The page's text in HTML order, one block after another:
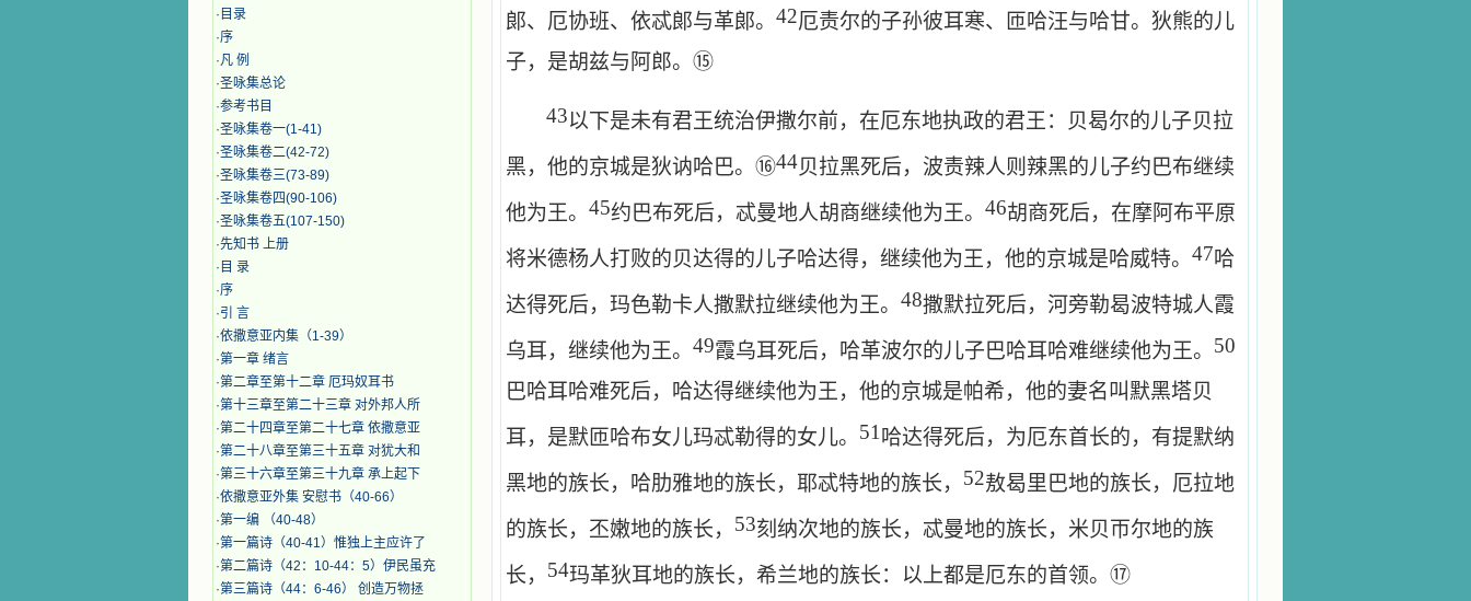
· 目录
·序
·凡 例
·圣咏集总论
·参考书目
·圣咏集卷一(1-41)
·圣咏集卷二(42-72)
·圣咏集卷三(73-89)
·圣咏集卷四(90-106)
·圣咏集卷五(107-150)
·先知书 上册
· 目 录
·序
·引 言
·​依撒意亚内集（1-39）
·第一章 绪言
·第二章至第十二章 厄玛奴耳书
·第十三章至第二十三章 对外邦人所
·第二十四章至第二十七章 依撒意亚
·第二十八章至第三十五章 对犹大和
·第三十六章至第三十九章 承上起下
·依撒意亚外集 安慰书（40-66）
·第一编 （40-48）
·第一篇诗（40-41）惟独上主应许了
·第二篇诗（42：10-44：5）伊民虽充
·第三篇诗（44：6-46） 创造万物拯
郞、厄协班、依忒郞与革郞。 42厄责尔的子孙彼耳寒、匝哈汪与哈甘。狄熊的儿
子，是胡兹与阿郎。 ⑮
43以下是未有君王统治伊撒尔前，在厄东地执政的君王：贝曷尔的儿子贝拉
黑，他的京城是狄讷哈巴。 ⑯44贝拉黑死后，波责辣人则辣黑的儿子约巴布继续
他为王。 45约巴布死后，忒曼地人胡商继续他为王。 46胡商死后，在摩阿布平原
将米德杨人打败的贝达得的儿子哈达得，继续他为王，他的京城是哈威特。 47哈
达得死后，玛色勒卡人撒默拉继续他为王。 48撒默拉死后，河旁勒曷波特城人霞
乌耳，继续他为王。 49霞乌耳死后，哈革波尔的儿子巴哈耳哈难继续他为王。 50
巴哈耳哈难死后，哈达得继续他为王，他的京城是帕希，他的妻名叫默黑塔贝
耳，是默匝哈布女儿玛忒勒得的女儿。 51 哈达得死后，为厄东首长的，有提默纳
黑地的族长，哈肋雅地的族长，耶忒特地的族长， 52敖曷里巴地的族长，厄拉地
的族长，丕嫩地的族长， 53刻纳次地的族长，忒曼地的族长，米贝帀尔地的族
长， 54玛革狄耳地的族长，希兰地的族长：以上都是厄东的首领。 ⑰